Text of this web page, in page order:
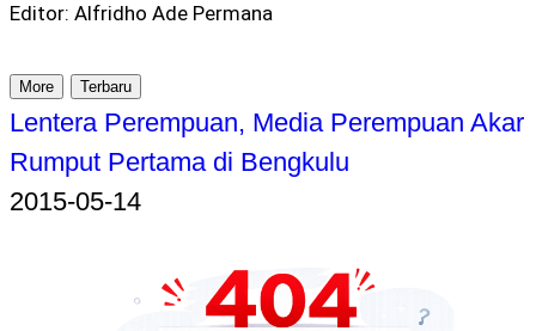
Editor: Alfridho Ade Permana
More Terbaru
Lentera Perempuan, Media Perempuan Akar
Rumput Pertama di Bengkulu
2015-05-14